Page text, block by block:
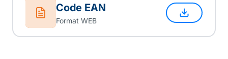
Code EAN
Format WEB